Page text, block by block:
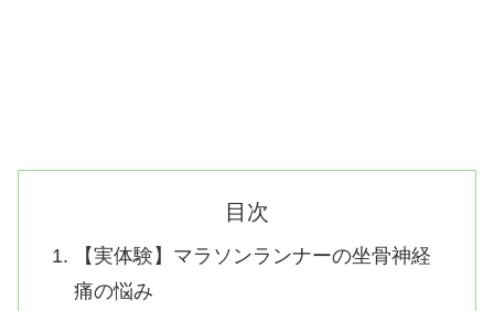
目次
【実体験】マラソンランナーの坐骨神経
痛の悩み